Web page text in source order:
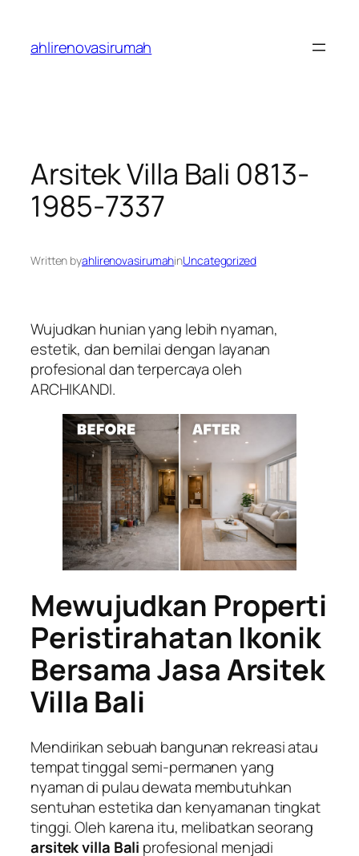
content
ahlirenovasirumah
Arsitek Villa Bali 0813-
1985-7337
Written byahlirenovasirumahinUncategorized
Wujudkan hunian yang lebih nyaman,
estetik, dan bernilai dengan layanan
profesional dan terpercaya oleh
ARCHIKANDI.
Mewujudkan Properti
Peristirahatan Ikonik
Bersama Jasa Arsitek
Villa Bali
Mendirikan sebuah bangunan rekreasi atau
tempat tinggal semi-permanen yang
nyaman di pulau dewata membutuhkan
sentuhan estetika dan kenyamanan tingkat
tinggi. Oleh karena itu, melibatkan seorang
arsitek villa Bali profesional menjadi